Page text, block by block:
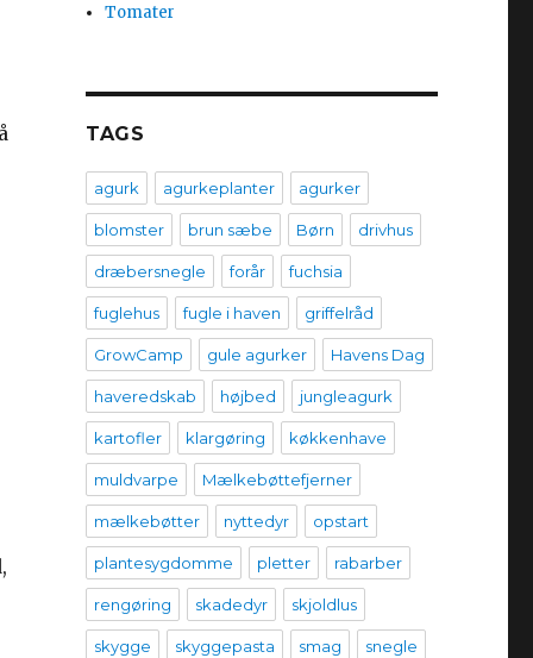
Tomater
TAGS
agurk agurkeplanter agurker
blomster brun sæbe Børn drivhus
dræbersnegle forår fuchsia
fuglehus fugle i haven griffelråd
GrowCamp gule agurker Havens Dag
haveredskab højbed jungleagurk
kartofler klargøring køkkenhave
muldvarpe Mælkebøttefjerner
mælkebøtter nyttedyr opstart
plantesygdomme pletter rabarber
rengøring skadedyr skjoldlus
skygge skyggepasta smag snegle